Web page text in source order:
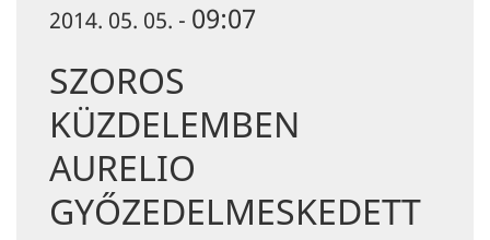
2014. 05. 05. - 09:07
SZOROS
KÜZDELEMBEN
AURELIO
GYŐZEDELMESKEDETT